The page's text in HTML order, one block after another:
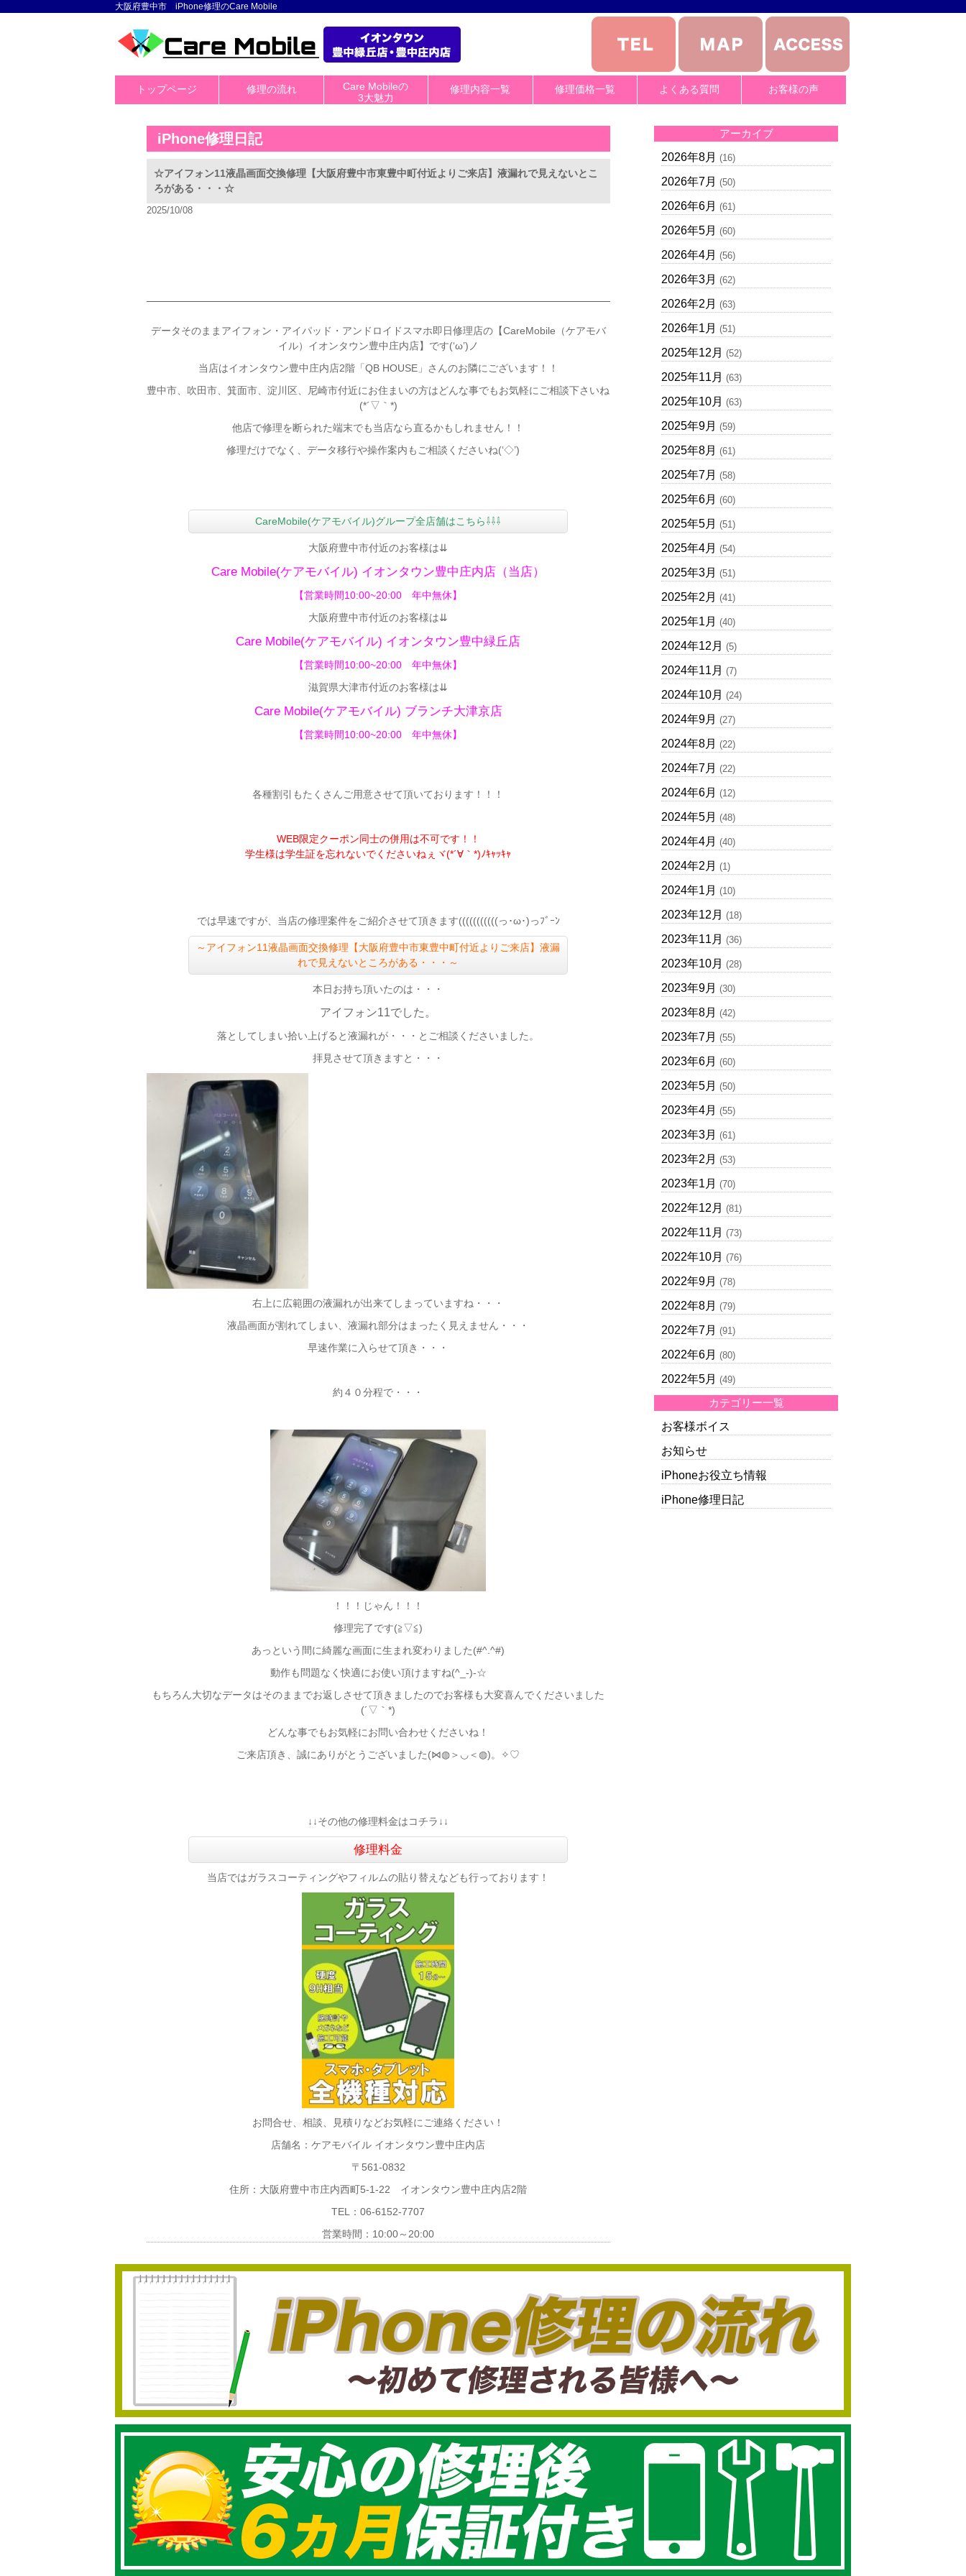
大阪府豊中市 iPhone修理のCare Mobile
トップページ 修理の流れ
Care Mobileの
3大魅力
修理内容一覧 修理価格一覧 よくある質問 お客様の声
iPhone修理日記
☆アイフォン11液晶画面交換修理【大阪府豊中市東豊中町付近よりご来店】液漏れで見えないとこ
ろがある・・・☆
2025/10/08
データそのままアイフォン・アイパッド・アンドロイドスマホ即日修理店の【CareMobile（ケアモバ
イル）イオンタウン豊中庄内店】です(‘ω’)ノ
当店はイオンタウン豊中庄内店2階「QB HOUSE」さんのお隣にございます！！
豊中市、吹田市、箕面市、淀川区、尼崎市付近にお住まいの方はどんな事でもお気軽にご相談下さいね
(*´▽｀*)
他店で修理を断られた端末でも当店なら直るかもしれません！！
修理だけでなく、データ移行や操作案内もご相談くださいね(‘◇’)ゞ
CareMobile(ケアモバイル)グループ全店舗はこちら⇩⇩⇩
大阪府豊中市付近のお客様は⇊
Care Mobile(ケアモバイル) イオンタウン豊中庄内店（当店）
【営業時間10:00~20:00 年中無休】
大阪府豊中市付近のお客様は⇊
Care Mobile(ケアモバイル) イオンタウン豊中緑丘店
【営業時間10:00~20:00 年中無休】
滋賀県大津市付近のお客様は⇊
Care Mobile(ケアモバイル) ブランチ大津京店
【営業時間10:00~20:00 年中無休】
各種割引もたくさんご用意させて頂いてお ります！！！
WEB限定クーポン同士の併用は不可です！！
学生様は学生証を忘れないでくださいねぇヾ(*´∀｀*)ﾉｷｬｯｷｬ
では早速ですが、当店の修理案件をご紹介させて頂きます(((((((((((っ･ω･)っﾌﾞｰﾝ
～アイフォン11液晶画面交換修理【大阪府豊中市東豊中町付近よりご来店】液漏
れで見えないところがある・・・～
本日お持ち頂いたのは・・・
アイフォン11でした。
落としてしまい拾い上げると液漏れが・・・とご相談くださいました。
拝見させて頂きますと・・・
右上に広範囲の液漏れが出来てしまっていますね・・・
液晶画面が割れてしまい、液漏れ部分はまったく見えません・・・
早速作業に入らせて頂き・・・
約４０分程で・・・
！！！じゃん！！！
修理完了です(≧▽≦)
あっという間に綺麗な画面に生まれ変わりました(#^.^#)
動作も問題なく快適にお使い頂けますね(^_-)-☆
もちろん大切なデータはそのままでお返しさせて頂きましたのでお客様も大変喜んでくださいました
(´▽｀*)
どんな事でもお気軽にお問い合わせくださいね！
ご来店頂き、誠にありがとうございました(⋈◍＞◡＜◍)。✧♡
↓↓その他の修理料金はコチラ↓↓
修理料金
当店ではガラスコーティングやフィルムの貼り替えなども行っております！
お問合せ、相談、見積りなどお気軽にご連絡ください！
店舗名：ケアモバイル イオンタウン豊中庄内店
〒561-0832
住所：大阪府豊中市庄内西町5-1-22 イオンタウン豊中庄内店2階
TEL：06-6152-7707
営業時間：10:00～20:00
アーカイブ
2026年8月 (16)
2026年7月 (50)
2026年6月 (61)
2026年5月 (60)
2026年4月 (56)
2026年3月 (62)
2026年2月 (63)
2026年1月 (51)
2025年12月 (52)
2025年11月 (63)
2025年10月 (63)
2025年9月 (59)
2025年8月 (61)
2025年7月 (58)
2025年6月 (60)
2025年5月 (51)
2025年4月 (54)
2025年3月 (51)
2025年2月 (41)
2025年1月 (40)
2024年12月 (5)
2024年11月 (7)
2024年10月 (24)
2024年9月 (27)
2024年8月 (22)
2024年7月 (22)
2024年6月 (12)
2024年5月 (48)
2024年4月 (40)
2024年2月 (1)
2024年1月 (10)
2023年12月 (18)
2023年11月 (36)
2023年10月 (28)
2023年9月 (30)
2023年8月 (42)
2023年7月 (55)
2023年6月 (60)
2023年5月 (50)
2023年4月 (55)
2023年3月 (61)
2023年2月 (53)
2023年1月 (70)
2022年12月 (81)
2022年11月 (73)
2022年10月 (76)
2022年9月 (78)
2022年8月 (79)
2022年7月 (91)
2022年6月 (80)
2022年5月 (49)
カテゴリー一覧
お客様ボイス
お知らせ
iPhoneお役立ち情報
iPhone修理日記